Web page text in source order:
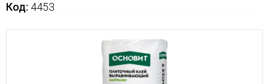
Код: 4453